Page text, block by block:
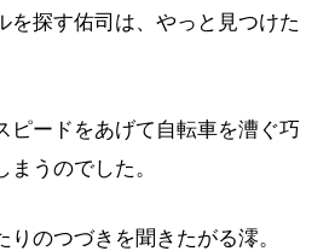
を探す佑司は、やっと見つけた
ピードをあげて自転車を漕ぐ巧
うのでした。
りのつづきを聞きたがる澪。